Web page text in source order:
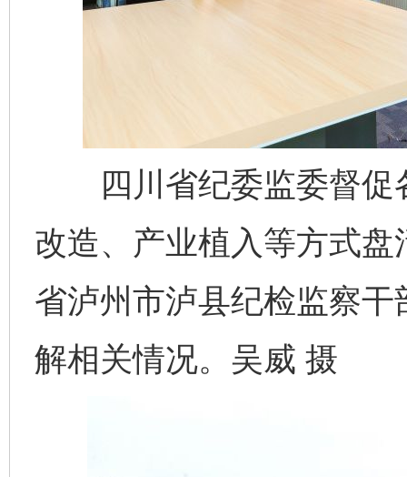
四川省纪委监委督促
改造、产业植入等方式
省泸州市泸县纪检监察
解相关情况。吴威 摄